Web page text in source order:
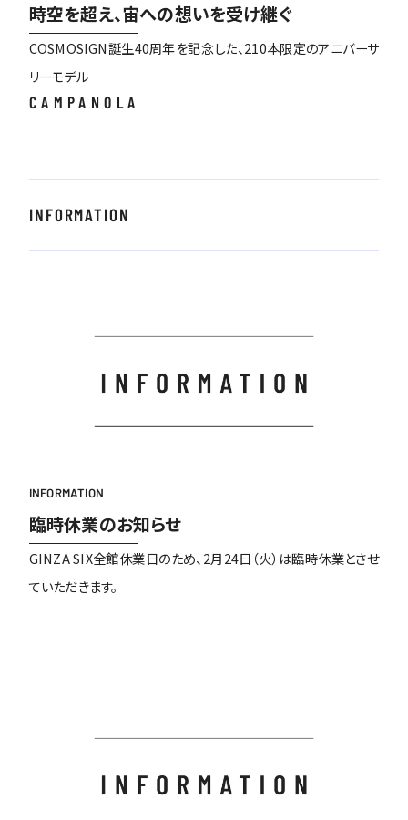
時空を超え、宙への想いを受け継ぐ
COSMOSIGN誕生40周年を記念した、210本限定のアニバーサ
リーモデル
CAMPANOLA
INFORMATION
INFORMATION
臨時休業のお知らせ
GINZA SIX全館休業日のため、2月24日（火）は臨時休業とさせ
ていただきます。